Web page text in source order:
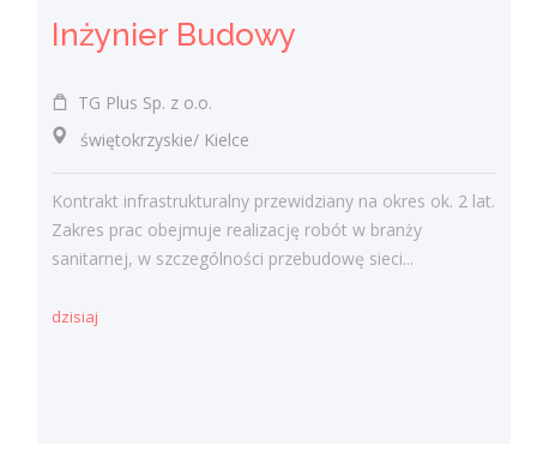
Inżynier Budowy
TG Plus Sp. z o.o.
świętokrzyskie/ Kielce
Kontrakt infrastrukturalny przewidziany na okres ok. 2 lat.
Zakres prac obejmuje realizację robót w branży
sanitarnej, w szczególności przebudowę sieci...
dzisiaj